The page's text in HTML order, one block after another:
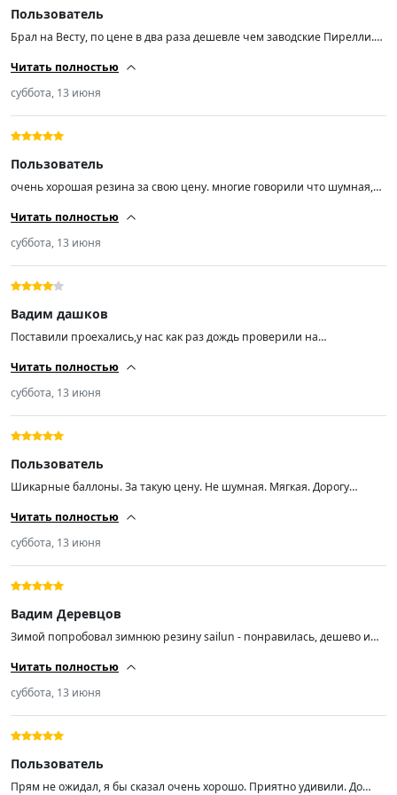
Пользователь
Брал на Весту, по цене в два раза дешевле чем заводские Пирелли.
Читать полностью
суббота, 13 июня
Пользователь
очень хорошая резина за свою цену. многие говорили что шумная,
не дорого, но качественную резину то только такие. ничего больше.
спасибо продавцу за быструю доставку.
Читать полностью
суббота, 13 июня
Вадим дашков
Поставили проехались,у нас как раз дождь проверили на
звезды из 5.
Читать полностью
суббота, 13 июня
Пользователь
Шикарные баллоны. За такую цену. Не шумная. Мягкая. Дорогу
Читать полностью
суббота, 13 июня
Вадим Деревцов
Зимой попробовал зимнюю резину sailun - понравилась, дешево и
почему нет) Вода, грязь, сухая дорога - все держит, как минимум для
такой цены. На скорости больше 100 в повороте немного
проскальзывает, но опять же, в большинстве случаев резины более
чем достаточно )
Читать полностью
суббота, 13 июня
Пользователь
Прям не ожидал, я бы сказал очень хорошо. Приятно удивили. До